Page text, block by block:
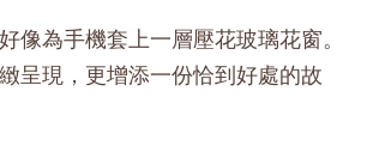
像為手機套上一層壓花玻璃花窗。
呈現，更增添一份恰到好處的故